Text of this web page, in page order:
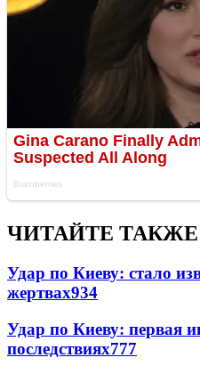
ЧИТАЙТЕ ТАКЖЕ
Удар по Киеву: стало
жертвах934
Удар по Киеву: первая
последствиях777